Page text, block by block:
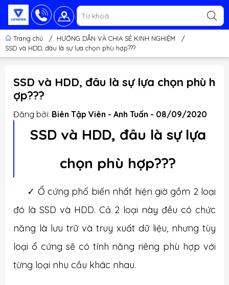
Trang chủ / HƯỚNG DẪN VÀ CHIA SẺ KINH NGHIỆM
/
SSD và HDD, đâu là sự lựa chọn phù hợp???
SSD và HDD, đâu là sự lựa chọn phù h
ợp???
Đăng bởi: Biên Tập Viên - Anh Tuấn - 08/09/2020
SSD và HDD, đâu là sự lựa
chọn phù hợp???
✓ Ổ cứng phổ biến nhất hiện giờ gồm 2 loại
đó là SSD và HDD. Cả 2 loại này đều có chức
năng là lưu trữ và truy xuất dữ liệu, nhưng tùy
loại ổ cứng sẽ có tính năng riêng phù hợp với
từng loại nhu cầu khác nhau.